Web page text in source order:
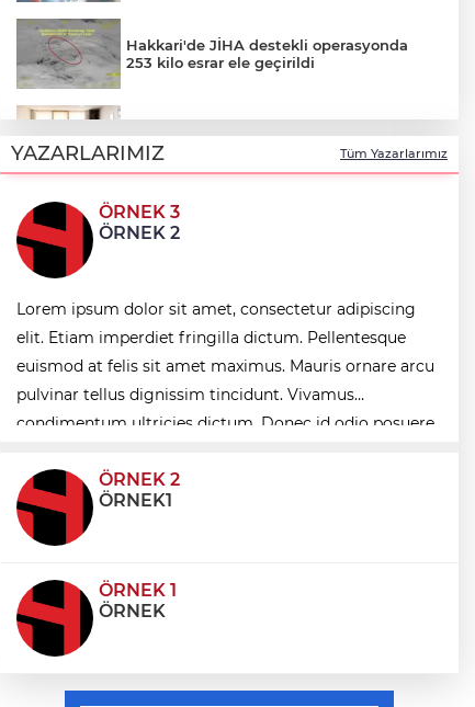
Hakkari'de JİHA destekli operasyonda
253 kilo esrar ele geçirildi
nezaket ziyareti
İstanbul Maltepe’de çocuklar kitapların
renkli dünyasında
Edirne Keşan’dan Elazığ'a gönül köprüsü
Bursa Tabip Odası: Hekimlik 5 dakikaya
sığmaz
YAZARLARIMIZ Tüm Yazarlarımız
ÖRNEK 3
ÖRNEK 2
Lorem ipsum dolor sit amet, consectetur adipiscing
elit. Etiam imperdiet fringilla dictum. Pellentesque
euismod at felis sit amet maximus. Mauris ornare arcu
pulvinar tellus dignissim tincidunt. Vivamus
condimentum ultricies dictum. Donec id odio posuere,
ÖRNEK 2
ÖRNEK1
ÖRNEK 1
ÖRNEK